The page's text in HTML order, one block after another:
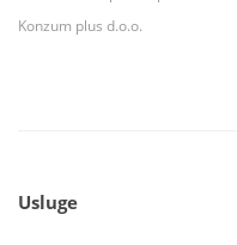
Konzum plus d.o.o.
Usluge